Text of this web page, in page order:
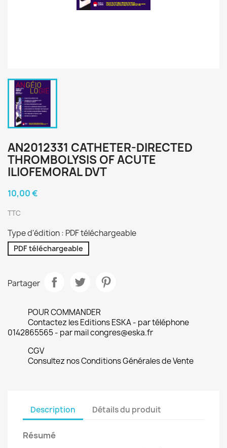
AN2012331 CATHETER-DIRECTED
THROMBOLYSIS OF ACUTE
ILIOFEMORAL DVT
10,00 €
TTC
Type d'édition : PDF téléchargeable
PDF téléchargeable
Partager
POUR COMMANDER
Contactez les Editions ESKA - par téléphone
0142865565 - par mail congres@eska.fr
CGV
Consultez nos Conditions Générales de Vente
Description Détails du produit
Résumé